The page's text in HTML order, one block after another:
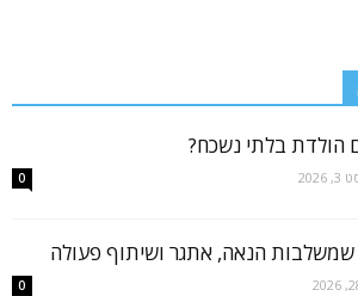
הולדת בלתי נשכח?
0
שמשלבות הנאה, אתגר ושיתוף פעולה
0